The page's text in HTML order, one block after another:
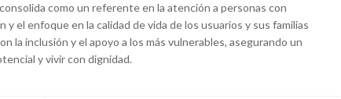
como un referente en la atención a personas con
el enfoque en la calidad de vida de los usuarios y sus familias
la inclusión y el apoyo a los más vulnerables, asegurando un
y vivir con dignidad.